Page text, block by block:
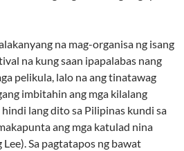
na mag-organisa ng isang
na kung saan ipapalabas nang
pelikula, lalo na ang tinatawag
imbitahin ang mga kilalang
lang dito sa Pilipinas kundi sa
ang mga katulad nina
Sa pagtatapos ng bawat